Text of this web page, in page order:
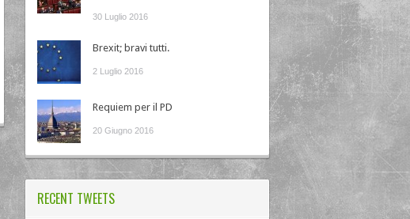
30 Luglio 2016
Brexit; bravi tutti.
2 Luglio 2016
Requiem per il PD
20 Giugno 2016
RECENT TWEETS